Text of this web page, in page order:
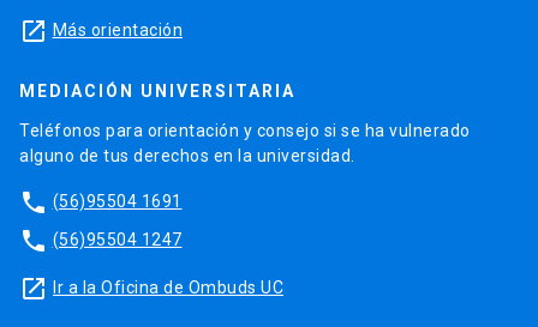
launch Más orientación
MEDIACIÓN UNIVERSITARIA
Teléfonos para orientación y consejo si se ha vulnerado
alguno de tus derechos en la universidad.
phone (56)95504 1691
phone (56)95504 1247
launch Ir a la Oficina de Ombuds UC